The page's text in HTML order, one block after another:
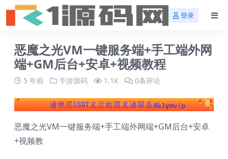
登录
恶魔之光VM一键服务端+手工端外网
端+GM后台+安卓+视频教程
5 年前 手游源码 1.1K 0条评论
恶魔之光VM一键服务端+手工端外网端+GM后台+安卓
+视频教